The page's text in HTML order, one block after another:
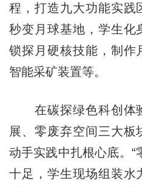
程，打造九大功能实践
秒变月球基地，学生化
锁探月硬核技能，制作
智能采矿装置等。
在碳探绿色科创体
展、零废弃空间三大板
动手实践中扎根心底。“
十足，学生现场组装水